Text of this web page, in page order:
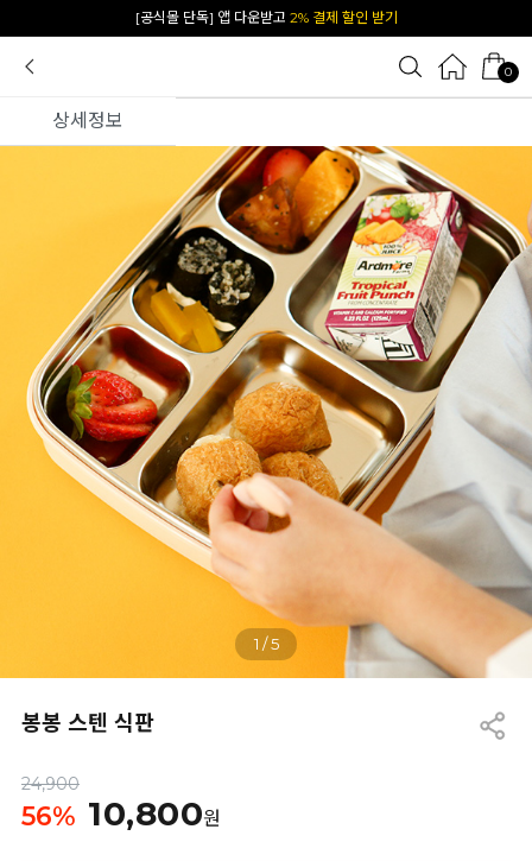
카카오 플친 추가하면1천원 즉시 할인 쿠폰
0
상세정보
1 /5
봉봉 스텐 식판
24,900
56% 10,800원